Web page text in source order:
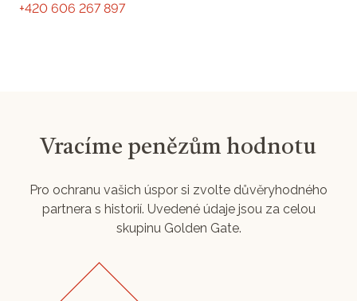
+420 606 267 897
Vracíme penězům hodnotu
Pro ochranu vašich úspor si zvolte důvěryhodného
partnera s historií. Uvedené údaje jsou za celou
skupinu Golden Gate.